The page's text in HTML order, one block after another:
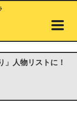
」人物リストに！